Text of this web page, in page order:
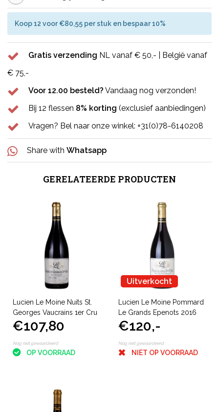
Koop 12 voor €80,55 per stuk en bespaar 10%
Gratis verzending NL vanaf € 50,- | België vanaf
€ 75,-
Voor 12.00 besteld? Vandaag nog verzonden!
Bij 12 flessen 8% korting (exclusief aanbiedingen)
Vragen? Bel naar onze winkel: +31(0)78-6140208
Share with Whatsapp
GERELATEERDE PRODUCTEN
Lucien Le Moine Nuits St.
Georges Vaucrains 1er Cru
€107,80
Nog niet gewaardeerd
OP VOORRAAD
Uitverkocht
Lucien Le Moine Pommard
Le Grands Epenots 2016
€120,-
Nog niet gewaardeerd
NIET OP VOORRAAD